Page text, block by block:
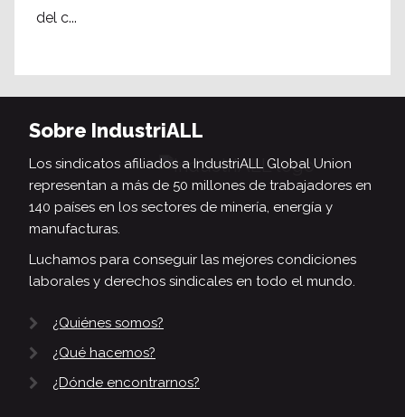
del c...
Sobre IndustriALL
Los sindicatos afiliados a IndustriALL Global Union
representan a más de 50 millones de trabajadores en
140 países en los sectores de minería, energía y
manufacturas.
Luchamos para conseguir las mejores condiciones
laborales y derechos sindicales en todo el mundo.
¿Quiénes somos?
¿Qué hacemos?
¿Dónde encontrarnos?